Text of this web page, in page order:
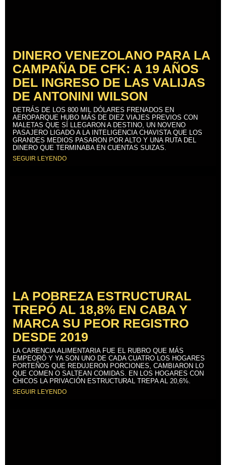
DINERO VENEZOLANO PARA LA
CAMPAÑA DE CFK: A 19 AÑOS
DEL INGRESO DE LAS VALIJAS
DE ANTONINI WILSON
DETRÁS DE LOS 800 MIL DÓLARES FRENADOS EN
AEROPARQUE HUBO MÁS DE DIEZ VIAJES PREVIOS CON
MALETAS QUE SÍ LLEGARON A DESTINO, UN NOVENO
PASAJERO LIGADO A LA INTELIGENCIA CHAVISTA QUE LOS
GRANDES MEDIOS PASARON POR ALTO Y UNA RUTA DEL
DINERO QUE TERMINABA EN CUENTAS SUIZAS.
SEGUIR LEYENDO
LA POBREZA ESTRUCTURAL
TREPÓ AL 18,8% EN CABA Y
MARCA SU PEOR REGISTRO
DESDE 2019
LA CARENCIA ALIMENTARIA FUE EL RUBRO QUE MÁS
EMPEORÓ Y YA SON UNO DE CADA CUATRO LOS HOGARES
PORTEÑOS QUE REDUJERON PORCIONES, CAMBIARON LO
QUE COMEN O SALTEAN COMIDAS. EN LOS HOGARES CON
CHICOS LA PRIVACIÓN ESTRUCTURAL TREPA AL 20,6%.
SEGUIR LEYENDO